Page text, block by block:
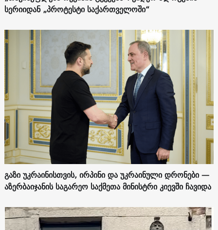
სერიიდან „პროტესტი საქართველოში“
გაზი უკრაინისთვის, ირპინი და უკრაინული დრონები —
აზერბაიჯანის საგარეო საქმეთა მინისტრი კიევში ჩავიდა